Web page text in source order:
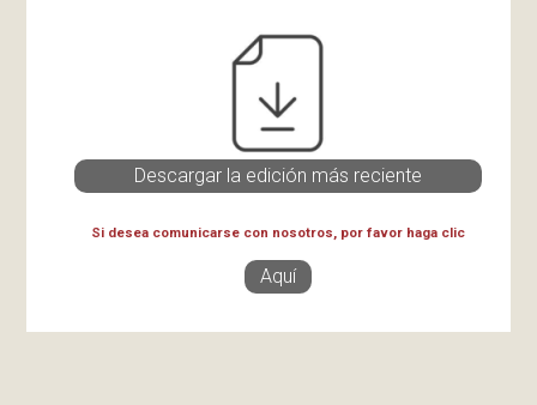
Descargar la edición más reciente
Si desea comunicarse con nosotros, por favor haga clic
Aquí